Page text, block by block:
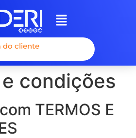
do cliente
condições
TERMOS E